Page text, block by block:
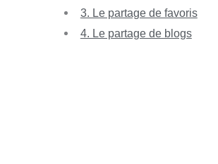
3. Le partage de favoris
4. Le partage de blogs